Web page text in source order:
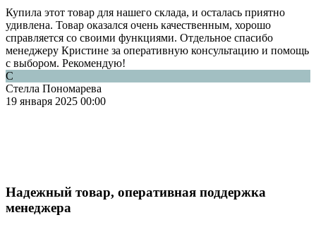
Купила этот товар для нашего склада, и осталась приятно
удивлена. Товар оказался очень качественным, хорошо
справляется со своими функциями. Отдельное спасибо
менеджеру Кристине за оперативную консультацию и помощь
с выбором. Рекомендую!
С
Стелла Пономарева
19 января 2025 00:00
Надежный товар, оперативная поддержка
менеджера